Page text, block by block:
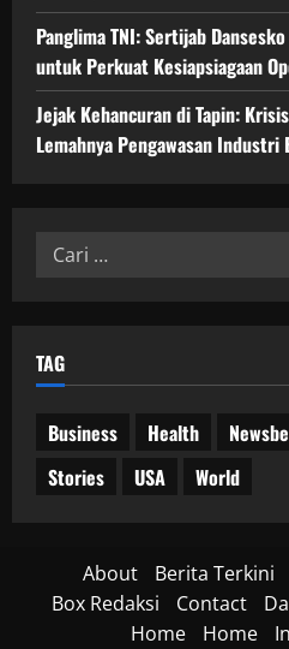
Panglima TNI: Sertijab
untuk Perkuat Kesiapsiagaan
Jejak Kehancuran di Tapin:
Lemahnya Pengawasan
Cari
TAG
Business Health
Stories
USA World
About Berita Terkini
Box Redaksi
Contact
Home
Home